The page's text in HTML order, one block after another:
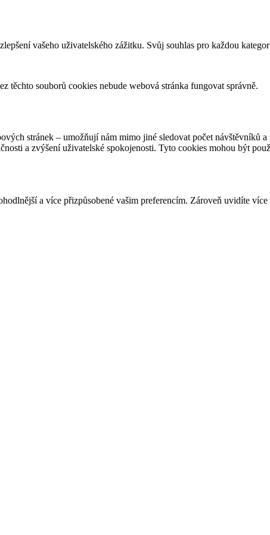
vašeho uživatelského zážitku. Svůj souhlas pro každou
těchto souborů cookies nebude webová stránka fungovat správně.
stránek – umožňují nám mimo jiné sledovat počet návštěvníků
a zvýšení uživatelské spokojenosti. Tyto cookies mohou být
a více přizpůsobené vašim preferencím. Zároveň uvidíte